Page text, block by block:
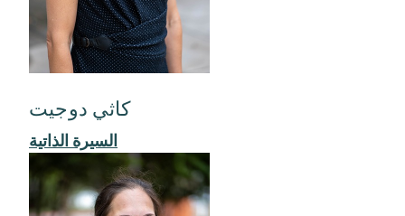
كاثي دوجيت
السيرة الذاتية